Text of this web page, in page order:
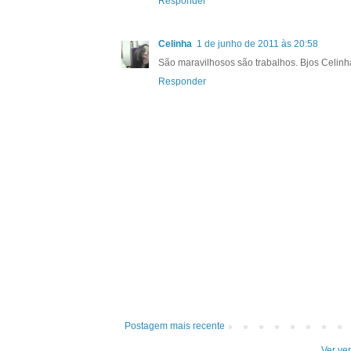
Celinha 1 de junho de 2011 às 20:58
São maravilhosos são trabalhos. Bjos
Responder
Postagem mais recente